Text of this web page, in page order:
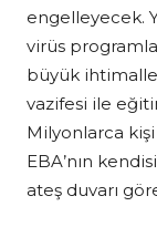
engelleyecek.
virüs
büyük ihtimalle
vazifesi ile
Milyonlarca kişi
EBA’nın
ateş duvarı